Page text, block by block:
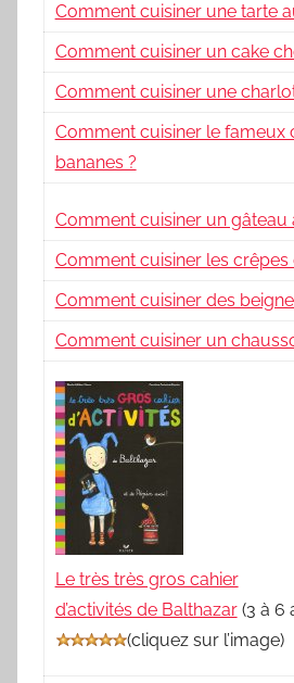
Comment cuisiner une tarte
Comment cuisiner un cake
Comment cuisiner une
Comment cuisiner le
bananes ?
Comment cuisiner un
Comment cuisiner les crêpes
Comment cuisiner des
Comment cuisiner un
Le très très gros cahier
d’activités de Balthazar(3 à 6
(cliquez sur l’image)